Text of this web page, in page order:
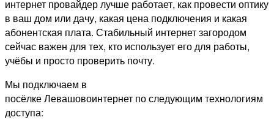
интернет провайдер лучше работает, как провести оптику
в ваш дом или дачу, какая цена подключения и какая
абонентская плата. Стабильный интернет загородом
сейчас важен для тех, кто использует его для работы,
учёбы и просто проверить почту.
Мы подключаем в
посёлке Левашовоинтернет по следующим технологиям
доступа: